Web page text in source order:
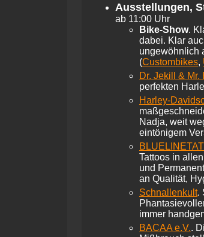
Ausstellungen,
ab 11:00 Uhr
Bike-Show.
dabei. Klar
ungewöhnlich
(Custombikes,
Dr. Jekill & Mr.
perfekten
Harley-
Nadja, weit
eintönigem
Tattoos in
und
an Qualität,
Schnallenkult.
immer
BACAA e.V..